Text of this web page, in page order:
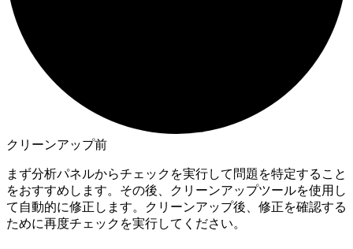
クリーンアップ前
まず分析パネルからチェックを実行して問題を特定すること
をおすすめします。その後、クリーンアップツールを使用し
て自動的に修正します。クリーンアップ後、修正を確認する
ために再度チェックを実行してください。